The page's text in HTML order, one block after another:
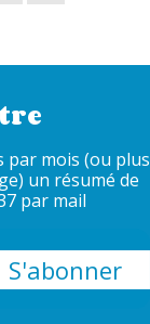
par mois (ou plus
un résumé de
par mail